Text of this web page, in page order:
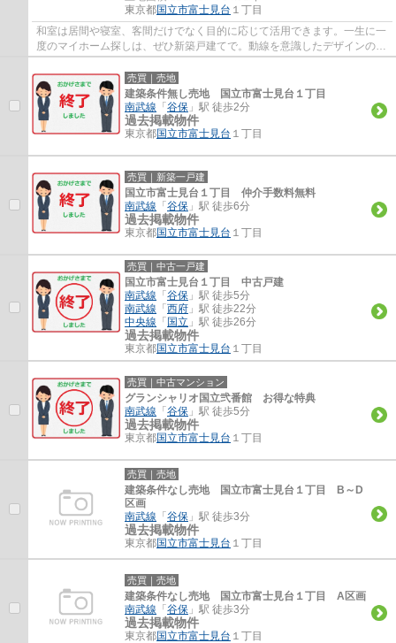
東京都国立市富士見台 １丁目
和室は居間や寝室、客間だけでなく目的に応じて活用できます。一生に一
度のマイホーム探しは、ぜひ新築戸建てで。動線を意識したデザインのシ
ステムキッチン付きで作業能率が上がりま...
売買｜売地
建築条件無し売地 国立市富士見台１丁目
南武線 「 谷保 」駅 徒歩2分
過去掲載物件
東京都国立市富士見台 １丁目
売買｜新築一戸建
国立市富士見台１丁目 仲介手数料無料
南武線 「 谷保 」駅 徒歩6分
過去掲載物件
東京都国立市富士見台 １丁目
売買｜中古一戸建
国立市富士見台１丁目 中古戸建
南武線 「 谷保 」駅 徒歩5分
南武線 「 西府 」駅 徒歩22分
中央線 「 国立 」駅 徒歩26分
過去掲載物件
東京都国立市富士見台 １丁目
売買｜中古マンション
グランシャリオ国立弐番館 お得な特典
南武線 「 谷保 」駅 徒歩5分
過去掲載物件
東京都国立市富士見台 １丁目
売買｜売地
建築条件なし売地 国立市富士見台１丁目 B～D
区画
南武線 「 谷保 」駅 徒歩3分
過去掲載物件
東京都国立市富士見台 １丁目
売買｜売地
建築条件なし売地 国立市富士見台１丁目 A区画
南武線 「 谷保 」駅 徒歩3分
過去掲載物件
東京都国立市富士見台 １丁目